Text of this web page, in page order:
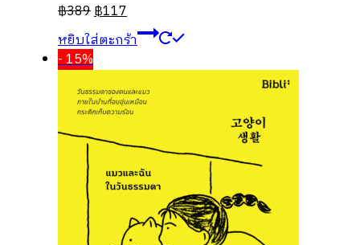
฿389฿117
หยิบใส่ตะกร้า
- 15%